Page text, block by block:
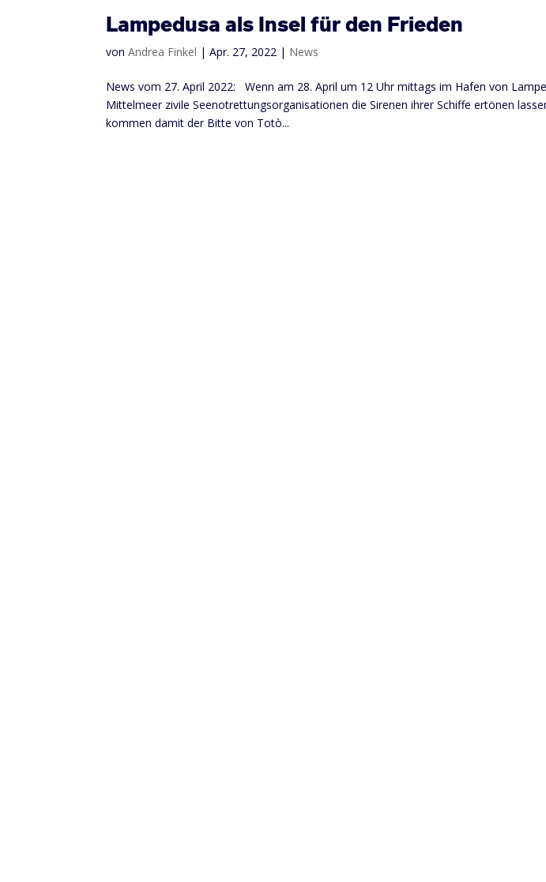
Lampedusa als Insel für den Frieden
vonAndrea Finkel |Apr. 27, 2022 | News
News vom 27. April 2022: Wenn am 28. April um 12 Uhr mittags im Hafen von
Mittelmeer zivile Seenotrettungsorganisationen die Sirenen ihrer Schiffe ertönen
kommen damit der Bitte von Totò...